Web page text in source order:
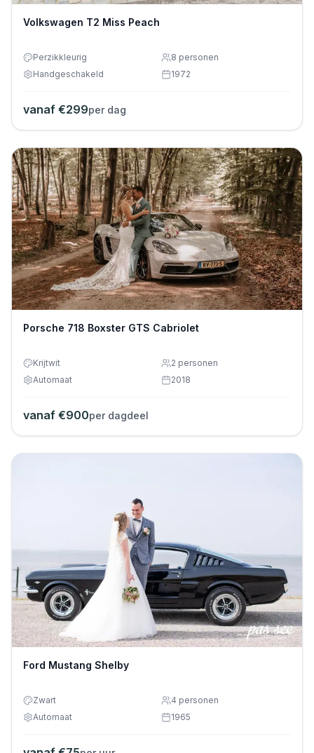
Volkswagen T2 Miss Peach
Perzikkleurig 8 personen
Handgeschakeld
1972
vanaf €299per dag
Porsche 718 Boxster GTS Cabriolet
Krijtwit 2 personen
Automaat
2018
vanaf €900per dagdeel
Ford Mustang Shelby
Zwart 4 personen
Automaat
1965